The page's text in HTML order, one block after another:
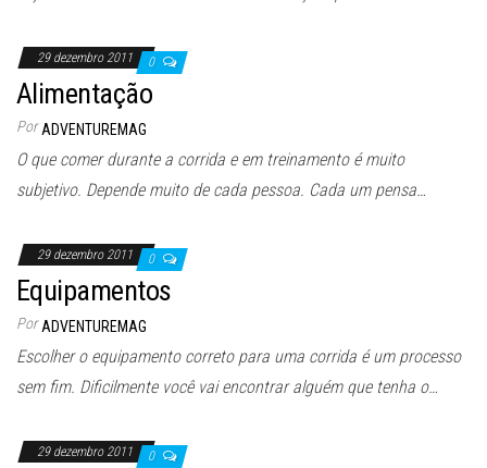
29 dezembro 2011 0
Alimentação
Por ADVENTUREMAG
O que comer durante a corrida e em treinamento é muito
subjetivo. Depende muito de cada pessoa. Cada um pensa…
29 dezembro 2011 0
Equipamentos
Por ADVENTUREMAG
Escolher o equipamento correto para uma corrida é um processo
sem fim. Dificilmente você vai encontrar alguém que tenha o…
29 dezembro 2011 0